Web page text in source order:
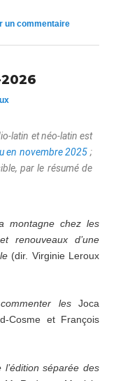
un commentaire
latin et néo-latin est
en novembre 2025 ;
par le résumé de
montagne chez les
renouveaux d’une
(dir. Virginie Leroux
lesJoca
Cosme et François
séparée des